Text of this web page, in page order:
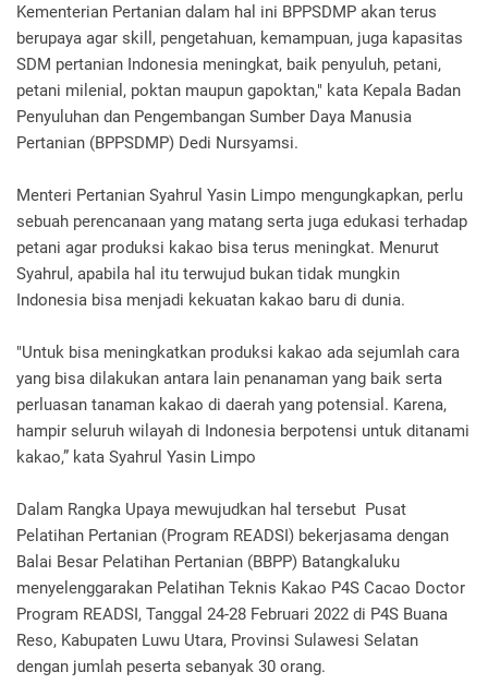
Kementerian Pertanian dalam hal ini BPPSDMP akan terus
berupaya agar skill, pengetahuan, kemampuan, juga kapasitas
SDM pertanian Indonesia meningkat, baik penyuluh, petani,
petani milenial, poktan maupun gapoktan," kata Kepala Badan
Penyuluhan dan Pengembangan Sumber Daya Manusia
Pertanian (BPPSDMP) Dedi Nursyamsi.
Menteri Pertanian Syahrul Yasin Limpo mengungkapkan, perlu
sebuah perencanaan yang matang serta juga edukasi terhadap
petani agar produksi kakao bisa terus meningkat. Menurut
Syahrul, apabila hal itu terwujud bukan tidak mungkin
Indonesia bisa menjadi kekuatan kakao baru di dunia.
"Untuk bisa meningkatkan produksi kakao ada sejumlah cara
yang bisa dilakukan antara lain penanaman yang baik serta
perluasan tanaman kakao di daerah yang potensial. Karena,
hampir seluruh wilayah di Indonesia berpotensi untuk ditanami
kakao,” kata Syahrul Yasin Limpo
Dalam Rangka Upaya mewujudkan hal tersebut Pusat
Pelatihan Pertanian (Program READSI) bekerjasama dengan
Balai Besar Pelatihan Pertanian (BBPP) Batangkaluku
menyelenggarakan Pelatihan Teknis Kakao P4S Cacao Doctor
Program READSI, Tanggal 24-28 Februari 2022 di P4S Buana
Reso, Kabupaten Luwu Utara, Provinsi Sulawesi Selatan
dengan jumlah peserta sebanyak 30 orang.